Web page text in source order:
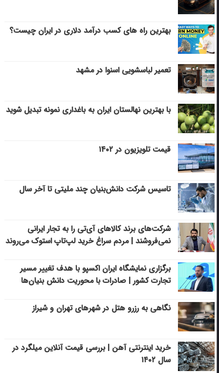
بهترین راه های کسب درآمد دلاری در ایران چیست؟
تعمیر لباسشویی اسنوا در مشهد
با بهترین نهالستان ایران به باغداری نمونه تبدیل شوید
قیمت تلویزیون در ۱۴۰۲
تاسیس شرکت دانش‌بنیان چند ملیتی تا آخر سال
شرکت‌های برند کالاهای آی‌تی را به تجار ایرانی
نمی‌فروشند | مردم سراغ خرید لپ‌تاپ استوک می‌روند
برگزاری نمایشگاه ایران اکسپو با هدف تغییر مسیر
تجارت کشور | صادرات با محوریت دانش بنیان‌ها
نگاهی به رزرو هتل در شهرهای تهران و شیراز
خرید اینترنتی آهن | بررسی قیمت آنلاین میلگرد در
سال ۱۴۰۲